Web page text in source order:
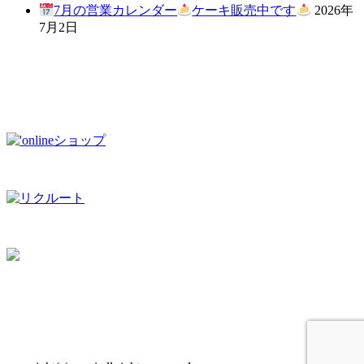
7月の営業カレンダー ケーキ販売中です
2026年
7月2日